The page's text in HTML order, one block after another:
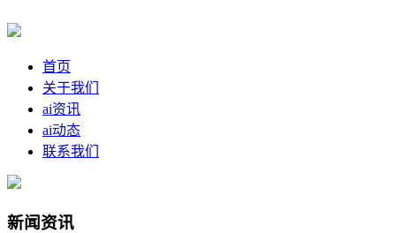
首页
关于我们
ai资讯
ai动态
联系我们
新闻资讯